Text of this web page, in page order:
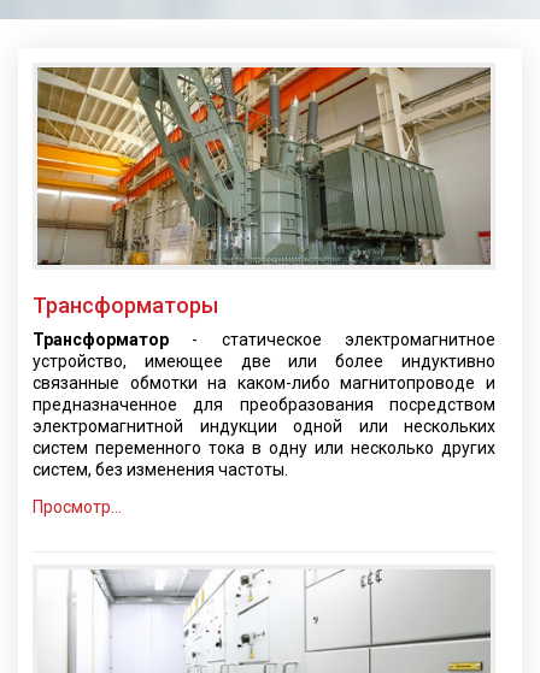
Трансформаторы
Трансформатор - статическое электромагнитное
устройство, имеющее две или более индуктивно
связанные обмотки на каком-либо магнитопроводе и
предназначенное для преобразования посредством
электромагнитной индукции одной или нескольких
систем переменного тока в одну или несколько других
систем, без изменения частоты.
Просмотр...